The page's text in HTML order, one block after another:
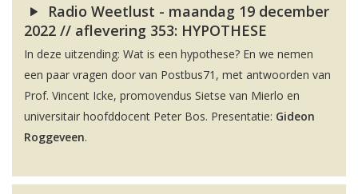
Radio Weetlust - maandag 19 december
2022 // aflevering 353: HYPOTHESE
In deze uitzending: Wat is een hypothese? En we nemen
een paar vragen door van Postbus71, met antwoorden van
Prof. Vincent Icke, promovendus Sietse van Mierlo en
universitair hoofddocent Peter Bos. Presentatie: Gideon
Roggeveen.